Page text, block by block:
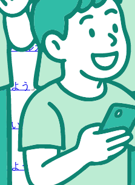
らい動画に👍をつけよう 」を
ウェルカムメッセージを視聴
よう 」を達成しました！
らい動画に👍をつけよう 」を
しよう
」を達成しました！